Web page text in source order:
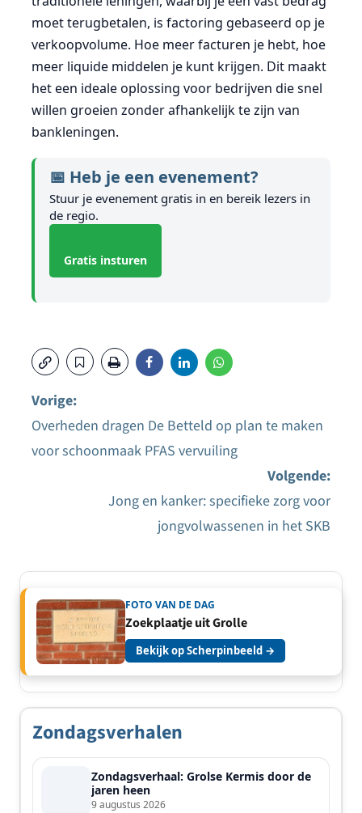
moet terugbetalen, is factoring gebaseerd op je
verkoopvolume. Hoe meer facturen je hebt, hoe
meer liquide middelen je kunt krijgen. Dit maakt
het een ideale oplossing voor bedrijven die snel
willen groeien zonder afhankelijk te zijn van
bankleningen.
📅 Heb je een evenement?
Stuur je evenement gratis in en bereik lezers in
de regio.
Gratis insturen
Bericht
Vorige:
Overheden dragen De Betteld op plan te maken
voor schoonmaak PFAS vervuiling
Volgende:
Jong en kanker: specifieke zorg voor
jongvolwassenen in het SKB
FOTO VAN DE DAG
Zoekplaatje uit Grolle
Bekijk op Scherpinbeeld →
Zondagsverhalen
Zondagsverhaal: Grolse Kermis door de
jaren heen
9 augustus 2026